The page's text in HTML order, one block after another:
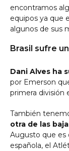
encontramos
equipos ya que
algunos de sus
Brasil sufre
Dani Alves ha
por Emerson
primera división
También
otra de las
Augusto que es
española, el